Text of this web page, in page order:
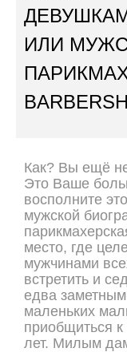
ИЛИ
Как? Вы ещё
Это Ваше
восполните
мужской
место, где
мужчинами
встретить и
едва
маленьких
приобщиться
лет. Милым